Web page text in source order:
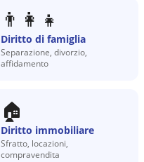
👨‍👩‍👧
Diritto di famiglia
Separazione, divorzio,
affidamento
🏠
Diritto immobiliare
Sfratto, locazioni,
compravendita